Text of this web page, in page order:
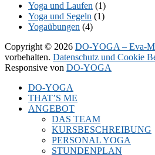
Yoga und Laufen (1)
Yoga und Segeln (1)
Yogaübungen (4)
Copyright © 2026 DO-YOGA – Eva-
vorbehalten. Datenschutz und Cookie
Responsive von DO-YOGA
oben
scrollen
DO-YOGA
THAT’S ME
ANGEBOT
DAS TEAM
KURSBESCHREIBUNG
PERSONAL YOGA
STUNDENPLAN